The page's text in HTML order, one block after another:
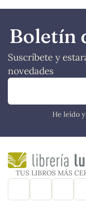
Boletín
Suscríbete y
novedades
He leído
TUS LIBROS MÁS